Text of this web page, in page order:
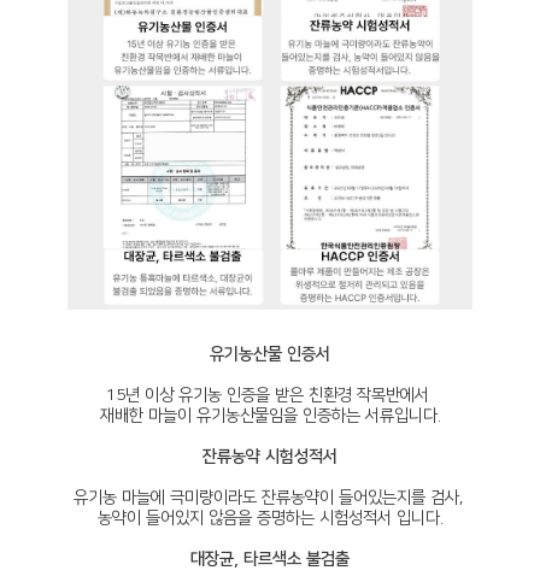
유기농산물 인증서
15년 이상 유기농 인증을 받은 친환경 작목반에서
재배한 마늘이 유기농산물임을 인증하는 서류입니다.
잔류농약 시험성적서
유기농 마늘에 극미량이라도 잔류농약이 들어있는지를 검사,
농약이 들어있지 않음을 증명하는 시험성적서 입니다.
대장균, 타르색소 불검출